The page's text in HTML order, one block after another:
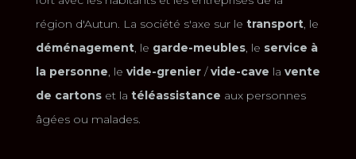
région d'Autun. La société s'axe sur le transport, le
déménagement, le garde-meubles, le service à
la personne, le vide-grenier/vide-cave la vente
de cartonset la téléassistance aux personnes
âgées ou malades.